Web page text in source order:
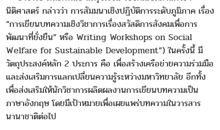
นิติศาสตร์ กล่าวว่า การสัมมนาเชิงปฏิบัติการระดับภูมิภาค เรื่อง
“การเขียนบทความเชิงวิชาการเรื่องสวัสดิการสังคมเพื่อการ
พัฒนาที่ยั่งยืน” หรือ Writing Workshops on Social
Welfare for Sustainable Development”) ในครั้งนี้ มี
วัตถุประสงค์หลัก 2 ประการ คือ เพื่อสร้างเครือข่ายความร่วมมือ
และส่งเสริมการแลกเปลี่ยนความรู้ระหว่างมหาวิทยาลัย อีกทั้ง
เพื่อส่งเสริมให้นักวิชาการผลิตผลงานการเขียนบทความเป็น
ภาษาอังกฤษ โดยมีเป้าหมายเพื่อเผยแพร่บทความในวารสาร
นานาชาติต่อไป